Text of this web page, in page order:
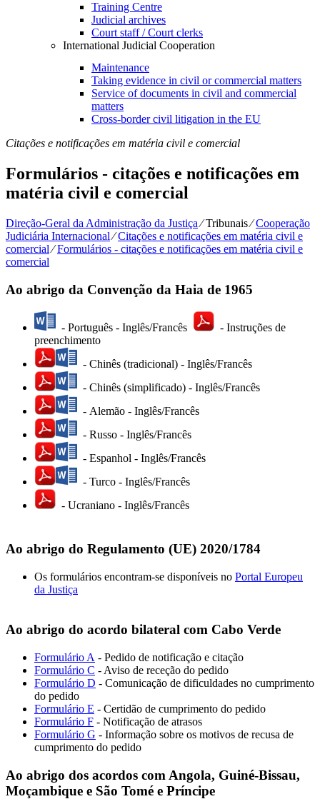
Training Centre
Judicial archives
Court staff / Court clerks
International Judicial Cooperation
Maintenance
Taking evidence in civil or commercial matters
Service of documents in civil and commercial
matters​​
Cross-border civil litigation in the EU
Citações e notificações em matéria civil e comercial
Formulários - citações e notificações em
matéria civil e comercial
Direção-Geral da Administração da Justiça⁄Tribunais⁄Cooperação
Judiciária Internacional⁄Citações e notificações em matéria civil e
comercial⁄Formulários - citações e notificações em matéria civil e
comercial
Ao abrigo da Convenção da Haia de 1965
- Português - Inglês/Francês
- Instruções de
preenchimento
- Chinês (tradicional) - Inglês/Francês
- Chinês (simplificado) - Inglês/Francês
- Alemão - Inglês/Francês
- Russo - Inglês/Francês
- Espanhol - Inglês/Francês
- Turco - Inglês/Francês
- Ucraniano - Inglês/Francês
Ao abrigo do Regulamento (UE) 2020/1784
Os formulários encontram-se disponíveis no Portal Europeu
da Justiça
Ao abrigo do acordo bilateral com Cabo Verde
Formulário A - Pedido de notificação e citação
Formulário C - Aviso de receção do pedido
Formulário D - Comunicação de dificuldades no cumprimento
do pedido
Formulário E - Certidão de cumprimento do pedido
Formulário F - Notificação de atrasos
Formulário G - Informação sobre os motivos de recusa de
cumprimento do pedido
Ao abrigo dos acordos com Angola, Guiné-Bissau,
Moçambique e São Tomé e Príncipe